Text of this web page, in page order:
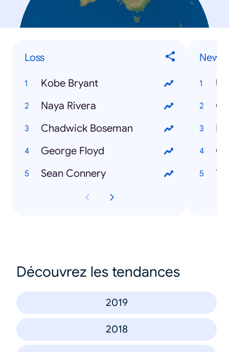
Loss
Kobe Bryant
Naya Rivera
Chadwick Boseman
George Floyd
Sean Connery
News
Découvrez les tendances
2019
2018